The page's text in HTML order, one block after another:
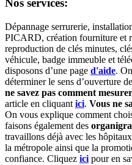
Nos services:
Dépannage serrurerie,
PICARD, création fourniture et
reproduction de clés minutes,
véhicule, badge immeuble et
disposons d’une page d'aide.
déterminer le sens d’ouverture
ne savez pas comment
article en cliquant ici. Vous ne
On vous explique comment
faisons également des
travaillons déjà avec les
la métropole ainsi que la
confiance. Cliquez ici pour en